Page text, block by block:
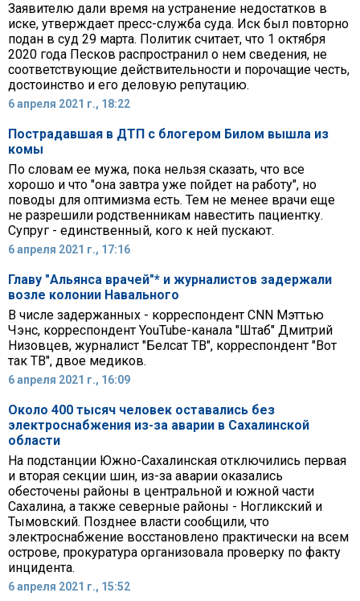
Заявителю дали время на устранение недостатков в
иске, утверждает пресс-служба суда. Иск был повторно
подан в суд 29 марта. Политик считает, что 1 октября
2020 года Песков распространил о нем сведения, не
соответствующие действительности и порочащие честь,
достоинство и его деловую репутацию.
6 апреля 2021 г., 18:22
Пострадавшая в ДТП с блогером Билом вышла из
комы
По словам ее мужа, пока нельзя сказать, что все
хорошо и что "она завтра уже пойдет на работу", но
поводы для оптимизма есть. Тем не менее врачи еще
не разрешили родственникам навестить пациентку.
Супруг - единственный, кого к ней пускают.
6 апреля 2021 г., 17:16
Главу "Альянса врачей"* и журналистов задержали
возле колонии Навального
В числе задержанных - корреспондент CNN Мэттью
Чэнс, корреспондент YouTube-канала "Штаб" Дмитрий
Низовцев, журналист "Белсат ТВ", корреспондент "Вот
так ТВ", двое медиков.
6 апреля 2021 г., 16:09
Около 400 тысяч человек оставались без
электроснабжения из-за аварии в Сахалинской
области
На подстанции Южно-Сахалинская отключились первая
и вторая секции шин, из-за аварии оказались
обесточены районы в центральной и южной части
Сахалина, а также северные районы - Ногликский и
Тымовский. Позднее власти сообщили, что
электроснабжение восстановлено практически на всем
острове, прокуратура организовала проверку по факту
инцидента.
6 апреля 2021 г., 15:52